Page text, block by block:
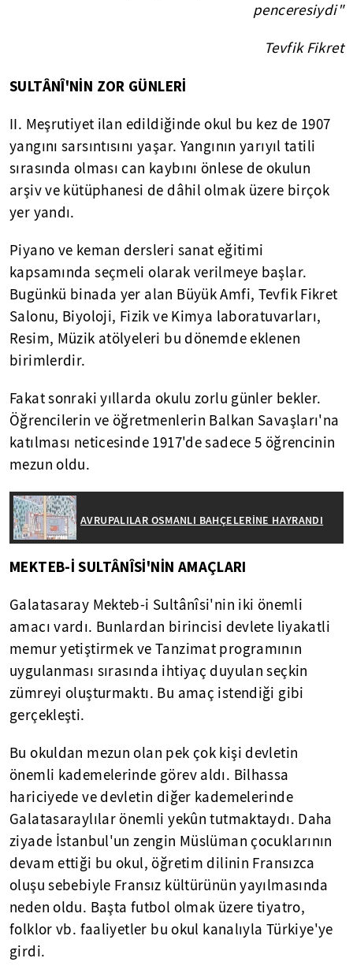
penceresiydi"
Tevfik Fikret
SULTÂNÎ'NİN ZOR GÜNLERİ
II. Meşrutiyet ilan edildiğinde okul bu kez de 1907
yangını sarsıntısını yaşar. Yangının yarıyıl tatili
sırasında olması can kaybını önlese de okulun
arşiv ve kütüphanesi de dâhil olmak üzere birçok
yer yandı.
Piyano ve keman dersleri sanat eğitimi
kapsamında seçmeli olarak verilmeye başlar.
Bugünkü binada yer alan Büyük Amfi, Tevfik Fikret
Salonu, Biyoloji, Fizik ve Kimya laboratuvarları,
Resim, Müzik atölyeleri bu dönemde eklenen
birimlerdir.
Fakat sonraki yıllarda okulu zorlu günler bekler.
Öğrencilerin ve öğretmenlerin Balkan Savaşları'na
katılması neticesinde 1917'de sadece 5 öğrencinin
mezun oldu.
AVRUPALILAR OSMANLI BAHÇELERİNE HAYRANDI
MEKTEB-İ SULTÂNÎSİ'NİN AMAÇLARI
Galatasaray Mekteb-i Sultânîsi'nin iki önemli
amacı vardı. Bunlardan birincisi devlete liyakatli
memur yetiştirmek ve Tanzimat programının
uygulanması sırasında ihtiyaç duyulan seçkin
zümreyi oluşturmaktı. Bu amaç istendiği gibi
gerçekleşti.
Bu okuldan mezun olan pek çok kişi devletin
önemli kademelerinde görev aldı. Bilhassa
hariciyede ve devletin diğer kademelerinde
Galatasaraylılar önemli yekûn tutmaktaydı. Daha
ziyade İstanbul'un zengin Müslüman çocuklarının
devam ettiği bu okul, öğretim dilinin Fransızca
oluşu sebebiyle Fransız kültürünün yayılmasında
neden oldu. Başta futbol olmak üzere tiyatro,
folklor vb. faaliyetler bu okul kanalıyla Türkiye'ye
girdi.